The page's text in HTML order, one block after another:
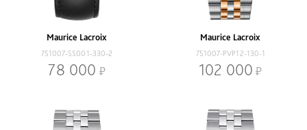
Maurice Lacroix
751007-SS001-330-2
78 000
Maurice Lacroix
751007-PVP12-130-1
102 000